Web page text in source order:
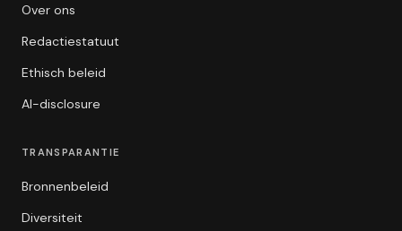
Over ons
Redactiestatuut
Ethisch beleid
AI-disclosure
TRANSPARANTIE
Bronnenbeleid
Diversiteit